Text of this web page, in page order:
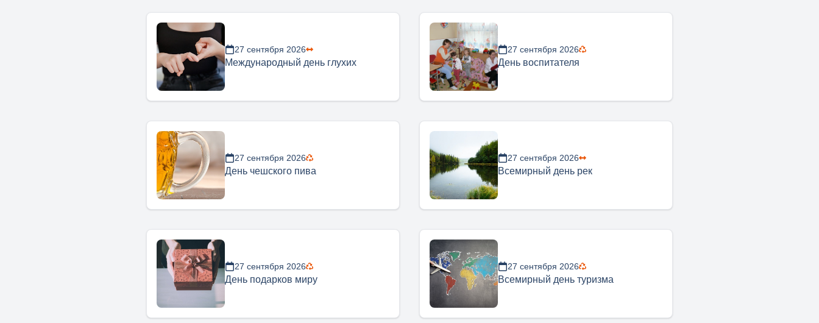
27 сентября 2026
Международный день глухих
27 сентября 2026
День воспитателя
27 сентября 2026
День чешского пива
27 сентября 2026
Всемирный день рек
27 сентября 2026
День подарков миру
27 сентября 2026
Всемирный день туризма